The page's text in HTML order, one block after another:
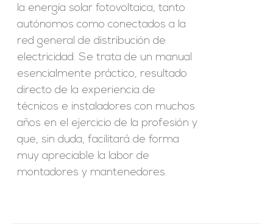
la energía solar fotovoltaica, tanto
autónomos como conectados a la
red general de distribución de
electricidad. Se trata de un manual
esencialmente práctico, resultado
directo de la experiencia de
técnicos e instaladores con muchos
años en el ejercicio de la profesión y
que, sin duda, facilitará de forma
muy apreciable la labor de
montadores y mantenedores.